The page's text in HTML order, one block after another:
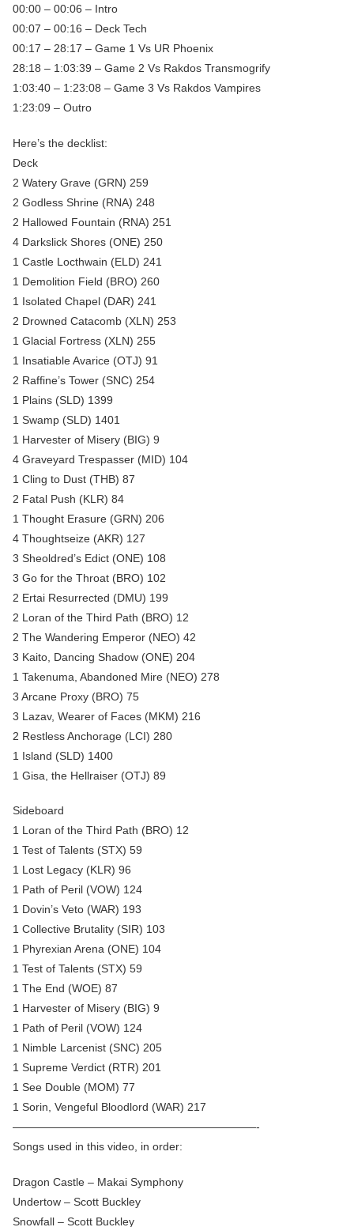
00:00 – 00:06 – Intro
00:07 – 00:16 – Deck Tech
00:17 – 28:17 – Game 1 Vs UR Phoenix
28:18 – 1:03:39 – Game 2 Vs Rakdos Transmogrify
1:03:40 – 1:23:08 – Game 3 Vs Rakdos Vampires
1:23:09 – Outro
Here’s the decklist:
Deck
2 Watery Grave (GRN) 259
2 Godless Shrine (RNA) 248
2 Hallowed Fountain (RNA) 251
4 Darkslick Shores (ONE) 250
1 Castle Locthwain (ELD) 241
1 Demolition Field (BRO) 260
1 Isolated Chapel (DAR) 241
2 Drowned Catacomb (XLN) 253
1 Glacial Fortress (XLN) 255
1 Insatiable Avarice (OTJ) 91
2 Raffine’s Tower (SNC) 254
1 Plains (SLD) 1399
1 Swamp (SLD) 1401
1 Harvester of Misery (BIG) 9
4 Graveyard Trespasser (MID) 104
1 Cling to Dust (THB) 87
2 Fatal Push (KLR) 84
1 Thought Erasure (GRN) 206
4 Thoughtseize (AKR) 127
3 Sheoldred’s Edict (ONE) 108
3 Go for the Throat (BRO) 102
2 Ertai Resurrected (DMU) 199
2 Loran of the Third Path (BRO) 12
2 The Wandering Emperor (NEO) 42
3 Kaito, Dancing Shadow (ONE) 204
1 Takenuma, Abandoned Mire (NEO) 278
3 Arcane Proxy (BRO) 75
3 Lazav, Wearer of Faces (MKM) 216
2 Restless Anchorage (LCI) 280
1 Island (SLD) 1400
1 Gisa, the Hellraiser (OTJ) 89
Sideboard
1 Loran of the Third Path (BRO) 12
1 Test of Talents (STX) 59
1 Lost Legacy (KLR) 96
1 Path of Peril (VOW) 124
1 Dovin’s Veto (WAR) 193
1 Collective Brutality (SIR) 103
1 Phyrexian Arena (ONE) 104
1 Test of Talents (STX) 59
1 The End (WOE) 87
1 Harvester of Misery (BIG) 9
1 Path of Peril (VOW) 124
1 Nimble Larcenist (SNC) 205
1 Supreme Verdict (RTR) 201
1 See Double (MOM) 77
1 Sorin, Vengeful Bloodlord (WAR) 217
——————————————————————-
Songs used in this video, in order:
Dragon Castle – Makai Symphony
Undertow – Scott Buckley
Snowfall – Scott Buckley